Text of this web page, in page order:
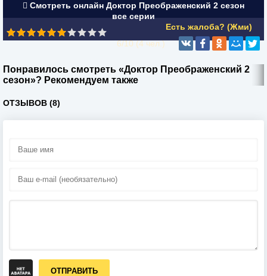
Смотреть онлайн Доктор Преображенский 2 сезон
все серии
Есть жалоба? (Жми)
6/10 (4чел.)
Понравилось смотреть «Доктор Преображенский 2
сезон»? Рекомендуем также
ОТЗЫВОВ (8)
ОТПРАВИТЬ